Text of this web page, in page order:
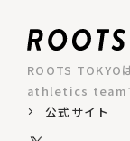
ROOTS TOKYO
athletics team
公式サイト